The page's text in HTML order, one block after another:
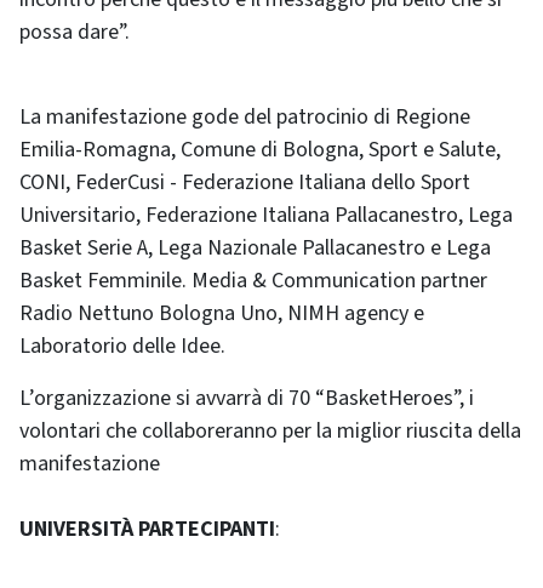
possa dare”.
La manifestazione gode del patrocinio di Regione
Emilia-Romagna, Comune di Bologna, Sport e Salute,
CONI, FederCusi - Federazione Italiana dello Sport
Universitario, Federazione Italiana Pallacanestro, Lega
Basket Serie A, Lega Nazionale Pallacanestro e Lega
Basket Femminile. Media & Communication partner
Radio Nettuno Bologna Uno, NIMH agency e
Laboratorio delle Idee.
L’organizzazione si avvarrà di 70 “BasketHeroes”, i
volontari che collaboreranno per la miglior riuscita della
manifestazione
UNIVERSITÀ PARTECIPANTI: